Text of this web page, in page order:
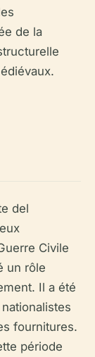
de la
del
Civile
un rôle
Il a été
fournitures.
période